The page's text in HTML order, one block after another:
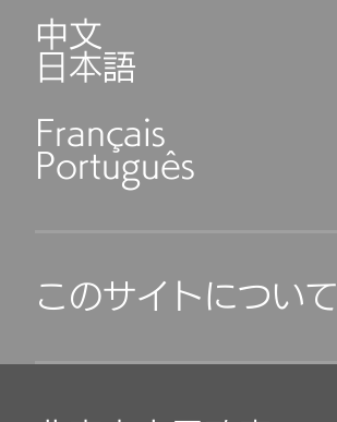
中文
日本語
Français
Português
このサイトについて